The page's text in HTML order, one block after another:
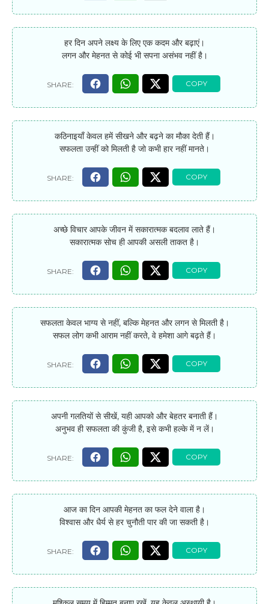
हर दिन अपने लक्ष्य के लिए एक कदम और बढ़ाएं।
लगन और मेहनत से कोई भी सपना असंभव नहीं है।
कठिनाइयाँ केवल हमें सीखने और बढ़ने का मौका देती हैं।
सफलता उन्हीं को मिलती है जो कभी हार नहीं मानते।
अच्छे विचार आपके जीवन में सकारात्मक बदलाव लाते हैं।
सकारात्मक सोच ही आपकी असली ताकत है।
सफलता केवल भाग्य से नहीं, बल्कि मेहनत और लगन से मिलती है।
सफल लोग कभी आराम नहीं करते, वे हमेशा आगे बढ़ते हैं।
अपनी गलतियों से सीखें, यही आपको और बेहतर बनाती हैं।
अनुभव ही सफलता की कुंजी है, इसे कभी हल्के में न लें।
आज का दिन आपकी मेहनत का फल देने वाला है।
विश्वास और धैर्य से हर चुनौती पार की जा सकती है।